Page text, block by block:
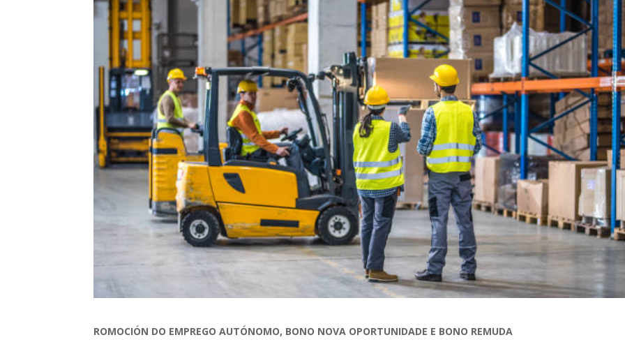
ROMOCIÓN DO EMPREGO AUTÓNOMO, BONO NOVA OPORTUNIDADE E BONO REMUDA